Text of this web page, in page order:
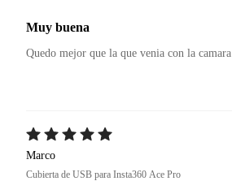
Muy buena
Quedo mejor que la que venia con la camara
Marco
Cubierta de USB para Insta360 Ace Pro